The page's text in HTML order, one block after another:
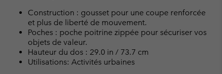
Construction : gousset pour une coupe renforcée
et plus de liberté de mouvement.
Poches : poche poitrine zippée pour sécuriser vos
objets de valeur.
Hauteur du dos : 29.0 in / 73.7 cm
Utilisations: Activités urbaines